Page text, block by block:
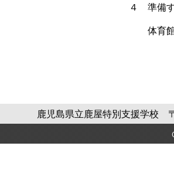
４ 準備
体育館
鹿児島県立鹿屋特別支援学